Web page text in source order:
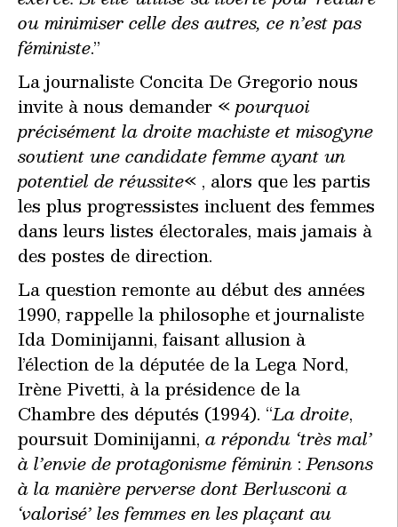
ou minimiser celle des autres, ce n’est pas
féministe.”
La journaliste Concita De Gregorio nous
invite à nous demander «pourquoi
précisément la droite machiste et misogyne
soutient une candidate femme ayant un
potentiel de réussite« , alors que les partis
les plus progressistes incluent des femmes
dans leurs listes électorales, mais jamais à
des postes de direction.
La question remonte au début des années
1990, rappelle la philosophe et journaliste
Ida Dominijanni, faisant allusion à
l’élection de la députée de la Lega Nord,
Irène Pivetti, à la présidence de la
Chambre des députés (1994). “La droite,
poursuit Dominijanni, a répondu ‘très mal’
à l’envie de protagonisme féminin :Pensons
à la manière perverse dont Berlusconi a
‘valorisé’ les femmes en les plaçant au